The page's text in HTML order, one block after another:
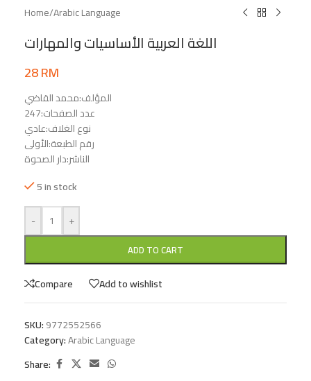
Home/Arabic Language
اللغة العربية الأساسيات والمهارات
28RM
المؤلف:محمد القاضي
عدد الصفحات:247
نوع الغلاف:عادي
رقم الطبعة:الأولى
الناشر:دار الصحوة
5 in stock
-
+
ADD TO CART
Compare Add to wishlist
SKU:9772552566
Category:Arabic Language
Share: